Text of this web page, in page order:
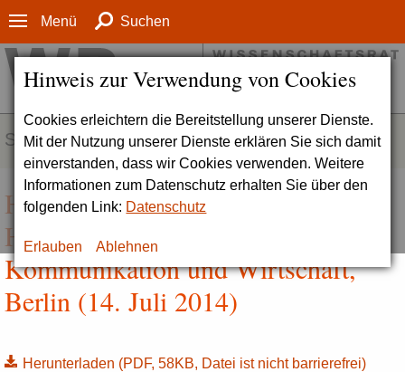
Hinweis zur Verwendung von Cookies
Cookies erleichtern die Bereitstellung unserer Dienste.
Mit der Nutzung unserer Dienste erklären Sie sich damit
einverstanden, dass wir Cookies verwenden. Weitere
Informationen zum Datenschutz erhalten Sie über den
folgenden Link: Datenschutz
Erlauben Ablehnen
Menü Suchen
SERVICE
Hintergrundinformation zur
HMWK - Hochschule für Medien,
Kommunikation und Wirtschaft,
Berlin (14. Juli 2014)
Herunterladen (PDF, 58KB, Datei ist nicht barrierefrei)